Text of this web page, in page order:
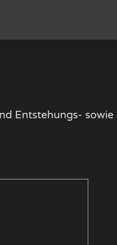
Entstehungs-